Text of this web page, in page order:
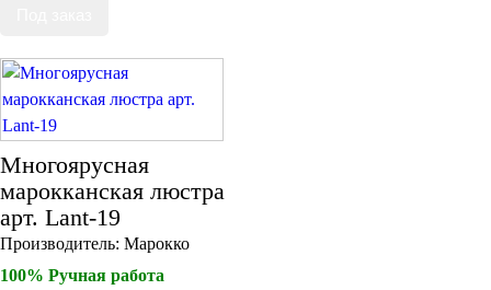
Многоярусная
марокканская люстра
арт. Lant-19
Производитель: Марокко
100% Ручная работа